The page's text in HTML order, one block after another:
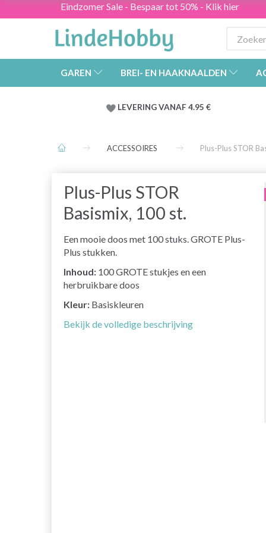
Eindzomer Sale - Bespaar tot 50% - Klik hier
GAREN BREI- EN HAAKNAALDEN
LEVERING VANAF 4.95 €
ACCESSOIRES Plus-Plus STOR
Plus-Plus STOR
Basismix, 100 st.
Een mooie doos met 100 stuks. GROTE Plus-
Plus stukken.
Inhoud: 100 GROTE stukjes en een
herbruikbare doos
Kleur: Basiskleuren
Bekijk de volledige beschrijving